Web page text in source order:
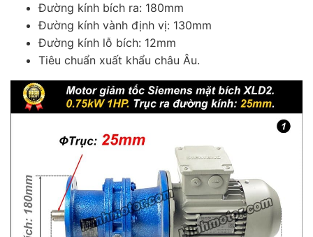
Đường kính bích ra: 180mm
Đường kính vành định vị: 130mm
Đường kính lỗ bích: 12mm
Tiêu chuẩn xuất khẩu châu Âu.